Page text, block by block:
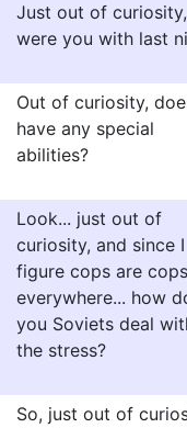
Just out of
were you with last
Out of curiosity,
have any special
abilities?
Look... just out of
curiosity, and since I
figure cops are cops
everywhere... how
you Soviets deal
the stress?
So, just out of